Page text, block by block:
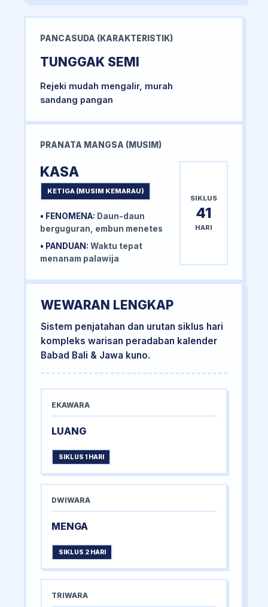
PANCASUDA (KARAKTERISTIK)
TUNGGAK SEMI
Rejeki mudah mengalir, murah
sandang pangan
PRANATA MANGSA (MUSIM)
KASA
KETIGA (MUSIM KEMARAU)
• FENOMENA: Daun-daun
berguguran, embun menetes
• PANDUAN: Waktu tepat
menanam palawija
SIKLUS
41
HARI
WEWARAN LENGKAP
Sistem penjatahan dan urutan siklus hari
kompleks warisan peradaban kalender
Babad Bali & Jawa kuno.
EKAWARA
LUANG
SIKLUS 1 HARI
DWIWARA
MENGA
SIKLUS 2 HARI
TRIWARA